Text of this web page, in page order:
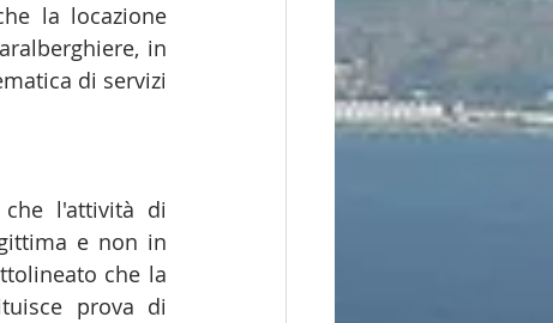
la locazione
in
di servizi
l'attività di
e non in
che la
prova di